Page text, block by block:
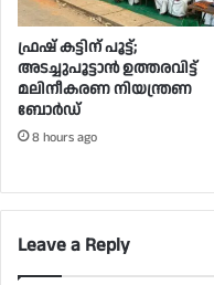
ഫ്രഷ് കട്ടിന് പൂട്ട്;
അടച്ചുപൂട്ടാന്‍ ഉത്തരവിട്ട്
മലിനീകരണ നിയന്ത്രണ
ബോര്‍ഡ്
8 hours ago
Leave a Reply